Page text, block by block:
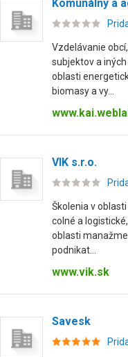
Komunálny a
Vzdelávanie
subjektov a
oblasti
biomasy a vy...
VIK s.r.o.
Školenia v
colné a
oblasti
podnikat...
www.vik.sk
Savesk